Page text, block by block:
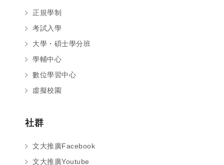
正規學制
考試入學
大學・碩士學分班
學輔中心
數位學習中心
虛擬校園
社群
文大推廣Facebook
文大推廣Youtube